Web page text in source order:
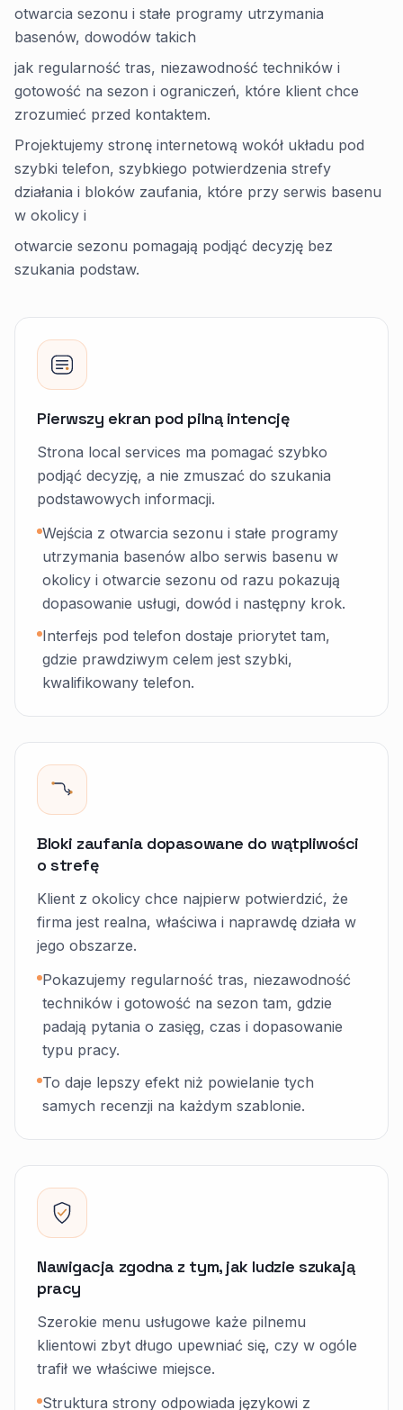
otwarcia sezonu i stałe programy utrzymania
basenów, dowodów takich
jak regularność tras, niezawodność techników i
gotowość na sezon i ograniczeń, które klient chce
zrozumieć przed kontaktem.
Projektujemy stronę internetową wokół układu pod
szybki telefon, szybkiego potwierdzenia strefy
działania i bloków zaufania, które przy serwis basenu
w okolicy i
otwarcie sezonu pomagają podjąć decyzję bez
szukania podstaw.
Pierwszy ekran pod pilną intencję
Strona local services ma pomagać szybko
podjąć decyzję, a nie zmuszać do szukania
podstawowych informacji.
Wejścia z otwarcia sezonu i stałe programy
utrzymania basenów albo serwis basenu w
okolicy i otwarcie sezonu od razu pokazują
dopasowanie usługi, dowód i następny krok.
Interfejs pod telefon dostaje priorytet tam,
gdzie prawdziwym celem jest szybki,
kwalifikowany telefon.
Bloki zaufania dopasowane do wątpliwości
o strefę
Klient z okolicy chce najpierw potwierdzić, że
firma jest realna, właściwa i naprawdę działa w
jego obszarze.
Pokazujemy regularność tras, niezawodność
techników i gotowość na sezon tam, gdzie
padają pytania o zasięg, czas i dopasowanie
typu pracy.
To daje lepszy efekt niż powielanie tych
samych recenzji na każdym szablonie.
Nawigacja zgodna z tym, jak ludzie szukają
pracy
Szerokie menu usługowe każe pilnemu
klientowi zbyt długo upewniać się, czy w ogóle
trafił we właściwe miejsce.
Struktura strony odpowiada językowi z